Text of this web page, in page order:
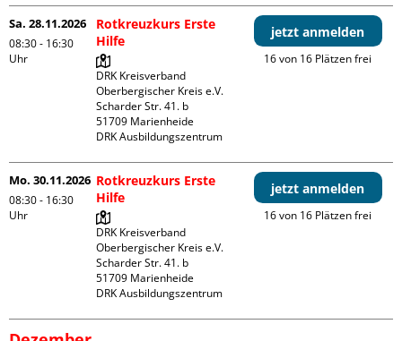
Sa. 28.11.2026
08:30 - 16:30
Uhr
Rotkreuzkurs Erste
Hilfe
DRK Kreisverband
Oberbergischer Kreis e.V.
Scharder Str. 41. b
51709 Marienheide
DRK Ausbildungszentrum
jetzt anmelden
16 von 16 Plätzen frei
Mo. 30.11.2026
08:30 - 16:30
Uhr
Rotkreuzkurs Erste
Hilfe
DRK Kreisverband
Oberbergischer Kreis e.V.
Scharder Str. 41. b
51709 Marienheide
DRK Ausbildungszentrum
jetzt anmelden
16 von 16 Plätzen frei